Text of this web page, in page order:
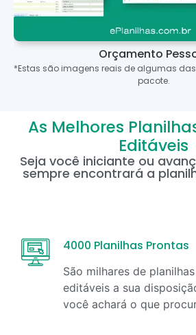
Orçamento
*Estas são imagens reais de algumas
pacote.
As Melhores
Editáveis
Seja você iniciante ou
sempre encontrará a
4000 Planilhas Prontas
São milhares de
editáveis a sua
você achará o que